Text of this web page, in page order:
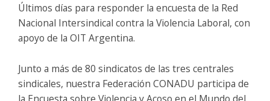
Últimos días para responder la encuesta de la Red
Nacional Intersindical contra la Violencia Laboral, con
apoyo de la OIT Argentina.
Junto a más de 80 sindicatos de las tres centrales
sindicales, nuestra Federación CONADU participa de